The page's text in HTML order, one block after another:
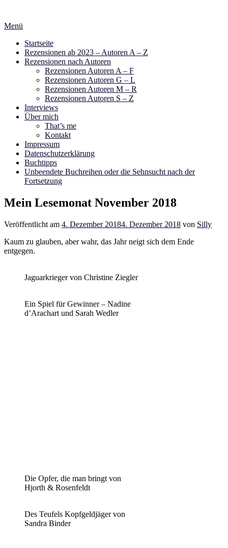
springen
Menü
Startseite
Rezensionen ab 2023 – Autoren A – Z
Rezensionen nach Autoren
Rezensionen Autoren A – F
Rezensionen Autoren G – L
Rezensionen Autoren M – R
Rezensionen Autoren S – Z
Interviews
Über mich
That’s me
Kontakt
Impressum
Datenschutzerklärung
Buchtipps
Unbeendete Buchreihen oder die Sehnsucht nach der
Fortsetzung
Mein Lesemonat November 2018
Veröffentlicht am 4. Dezember 20184. Dezember 2018 von Silly
Kaum zu glauben, aber wahr, das Jahr neigt sich dem Ende
entgegen.
Jaguarkrieger von Christine Ziegler
Ein Spiel für Gewinner – Nadine
d’Arachart und Sarah Wedler
Die Opfer, die man bringt von
Hjorth & Rosenfeldt
Des Teufels Kopfgeldjäger von
Sandra Binder